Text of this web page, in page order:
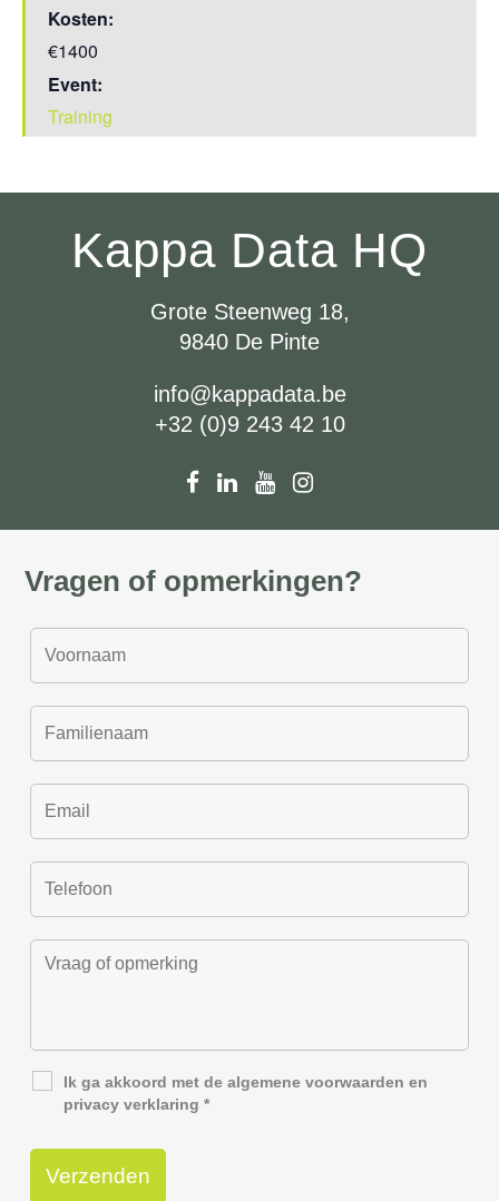
Kosten:
€1400
Event:
Training
Kappa Data HQ
Grote Steenweg 18,
9840 De Pinte
info@kappadata.be
+32 (0)9 243 42 10
Vragen of opmerkingen?
Ik ga akkoord met dealgemene voorwaarden en
privacy verklaring *